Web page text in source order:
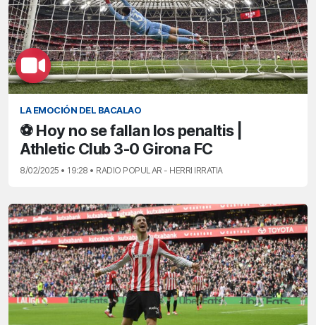
LA EMOCIÓN DEL BACALAO
⚽ Hoy no se fallan los penaltis |
Athletic Club 3-0 Girona FC
8/02/2025 • 19:28 • RADIO POPULAR - HERRI IRRATIA